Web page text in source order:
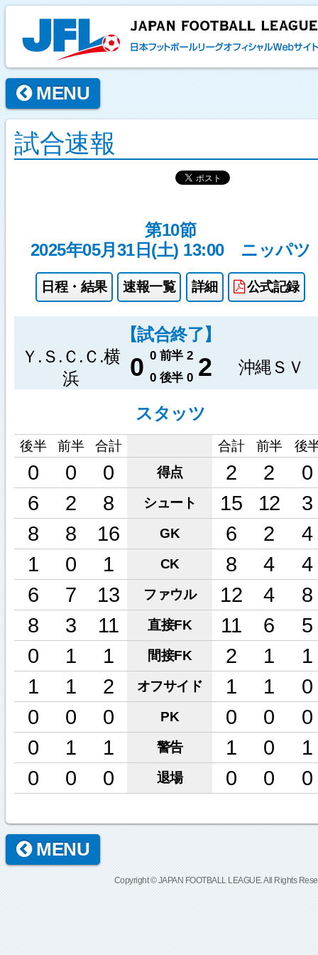
MENU
試合速報
第10節
2025年05月31日(土) 13:00
ニッパツ
日程・結果 速報一覧 詳細 公式記録
【試合終了】
Ｙ.Ｓ.Ｃ.Ｃ.横
浜
0 0 前半 2 2 沖縄ＳＶ
0 後半 0
スタッツ
後半 前半 合計 合計 前半 後
0 0 0 得点 2 2
0
6
2 8 シュート 15 12
3
8
8 16 GK 6 2
4
1
0 1 CK 8 4
4
6
7 13 ファウル 12 4
8
8
3 11 直接FK 11 6
5
0
1 1 間接FK 2 1
1
1
1 2 オフサイド 1 1
0
0
0 0 PK 0 0
0
0
1 1 警告 1 0
1
0
0 0 退場 0 0 0
MENU
Copyright © JAPAN FOOTBALL LEAGUE. All Rights